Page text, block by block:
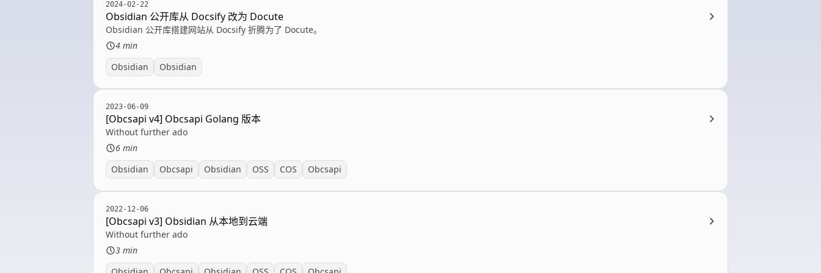
2024-02-22
Obsidian 公开库从 Docsify 改为 Docute
Obsidian 公开库搭建网站从 Docsify 折腾为了 Docute。
4 min
Obsidian
Obsidian
2023-06-09
[Obcsapi v4] Obcsapi Golang 版本
Without further ado
6 min
Obsidian
Obcsapi Obsidian OSS COS Obcsapi
2022-12-06
[Obcsapi v3] Obsidian 从本地到云端
Without further ado
3 min